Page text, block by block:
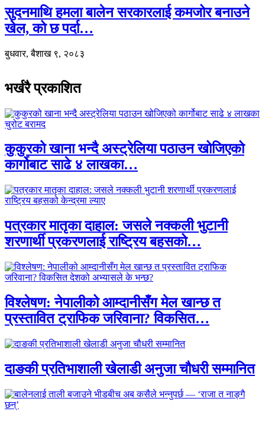
सुदनमाथि हमला बालेन सरकारलाई कमजोर बनाउने
खेल, को छ पर्दा…
बुधवार, बैशाख ९, २०८३
भर्खरै प्रकाशित
कुकुरको खाना भन्दै अस्ट्रेलिया पठाउन खोजिएको
कार्गोबाट साढे ४ लाखका…
पत्रकार मातृका दाहाल: जसले नक्कली भुटानी
शरणार्थी प्रकरणलाई राष्ट्रिय बहसको…
विश्लेषण: नेपालीको आम्दानीसँग मेल खान्छ त
प्रस्तावित ट्राफिक जरिवाना? विकसित…
दाङकी प्रतिभाशाली खेलाडी अनुजा चौधरी सम्मानित